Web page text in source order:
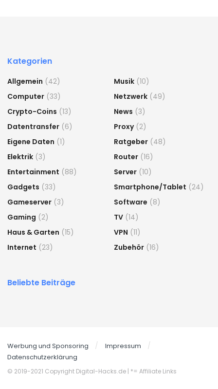
Kategorien
Allgemein (42)
Computer (33)
Crypto-Coins (13)
Datentransfer (6)
Eigene Daten (1)
Elektrik (3)
Entertainment (88)
Gadgets (33)
Gameserver (3)
Gaming (2)
Haus & Garten (15)
Internet (23)
Musik (10)
Netzwerk (49)
News (3)
Proxy(2)
Ratgeber (48)
Router (16)
Server (10)
Smartphone/Tablet (24)
Software (8)
TV (14)
VPN (11)
Zubehör (16)
Beliebte Beiträge
Werbung und Sponsoring
Impressum
Datenschutzerklärung
© 2019-2021 Copyright Digital-Hacks.de | *= Affiliate Links